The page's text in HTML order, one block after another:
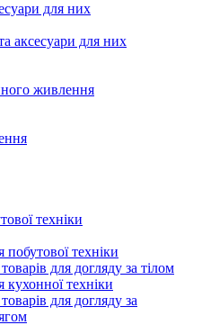
для них
аксесуари для них
живлення
техніки
побутової техніки
для догляду за тілом
кухонної техніки
для догляду за